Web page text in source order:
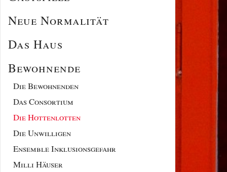
Neue Normalität
Das Haus
Bewohnende
Die Bewohnenden
Das Consortium
Die Hottenlotten
Die Unwilligen
Ensemble Inklusionsgefahr
Milli Häuser